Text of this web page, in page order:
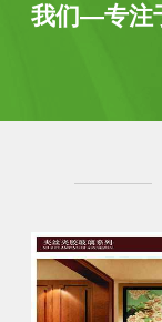
我们—专注